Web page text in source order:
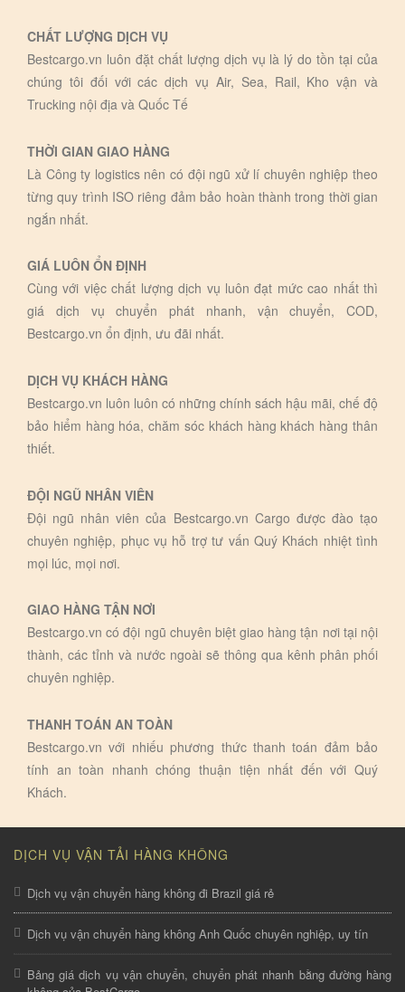
CHẤT LƯỢNG DỊCH VỤ
Bestcargo.vn luôn đặt chất lượng dịch vụ là lý do tồn tại của
chúng tôi đối với các dịch vụ Air, Sea, Rail, Kho vận và
Trucking nội địa và Quốc Tế
THỜI GIAN GIAO HÀNG
Là Công ty logistics nên có đội ngũ xử lí chuyên nghiệp theo
từng quy trình ISO riêng đảm bảo hoàn thành trong thời gian
ngắn nhất.
GIÁ LUÔN ỔN ĐỊNH
Cùng với việc chất lượng dịch vụ luôn đạt mức cao nhất thì
giá dịch vụ chuyển phát nhanh, vận chuyển, COD,
Bestcargo.vn ổn định, ưu đãi nhất.
DỊCH VỤ KHÁCH HÀNG
Bestcargo.vn luôn luôn có những chính sách hậu mãi, chế độ
bảo hiểm hàng hóa, chăm sóc khách hàng khách hàng thân
thiết.
ĐỘI NGŨ NHÂN VIÊN
Đội ngũ nhân viên của Bestcargo.vn Cargo được đào tạo
chuyên nghiệp, phục vụ hỗ trợ tư vấn Quý Khách nhiệt tình
mọi lúc, mọi nơi.
GIAO HÀNG TẬN NƠI
Bestcargo.vn có đội ngũ chuyên biệt giao hàng tận nơi tại nội
thành, các tỉnh và nước ngoài sẽ thông qua kênh phân phối
chuyên nghiệp.
THANH TOÁN AN TOÀN
Bestcargo.vn với nhiếu phương thức thanh toán đảm bảo
tính an toàn nhanh chóng thuận tiện nhất đến với Quý
Khách.
DỊCH VỤ VẬN TẢI HÀNG KHÔNG
Dịch vụ vận chuyển hàng không đi Brazil giá rẻ
Dịch vụ vận chuyển hàng không Anh Quốc chuyên nghiệp, uy tín
Bảng giá dịch vụ vận chuyển, chuyển phát nhanh bằng đường hàng